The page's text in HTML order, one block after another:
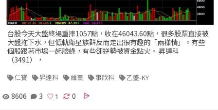
台股今天大盤終場重摔1057點，收在46043.60點，很多股票直接被
大盤拖下水，但低軌衛星族群反而走出很有趣的「兩樣情」。有些
個股跟著市場一起臉綠，有些卻逆勢被資金點火。 昇達科
（3491），
仁寶 昇達科 維熹 事欣科 乙盛-KY
8606 3 0